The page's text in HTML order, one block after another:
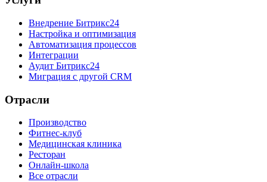
Внедрение Битрикс24
Настройка и оптимизация
Автоматизация процессов
Интеграции
Аудит Битрикс24
Миграция с другой CRM
Отрасли
Производство
Фитнес-клуб
Медицинская клиника
Ресторан
Онлайн-школа
Все отрасли